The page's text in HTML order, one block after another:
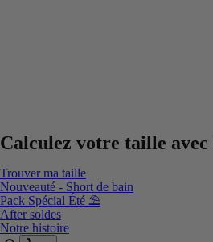
Calculez votre taille avec
Trouver ma taille
Nouveauté - Short de bain
Pack Spécial Été ⛱️
After soldes
Notre histoire